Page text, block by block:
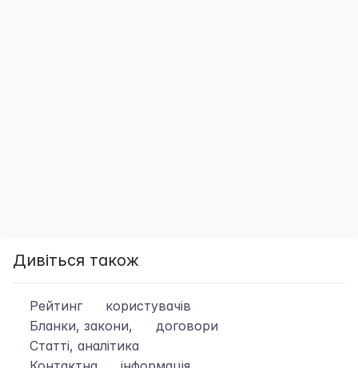
Дивіться також
Рейтинг
користувачів
Бланки, закони,
договори
Статті, аналітика